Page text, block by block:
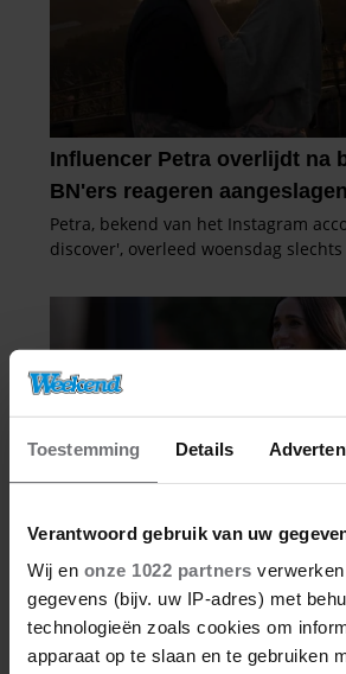
Toestemming Details
Verantwoord gebruik van uw
Wij en onze 1022 partners
gegevens (bijv. uw IP-adres) met
technologieën zoals cookies om
apparaat op te slaan en te gebruiken